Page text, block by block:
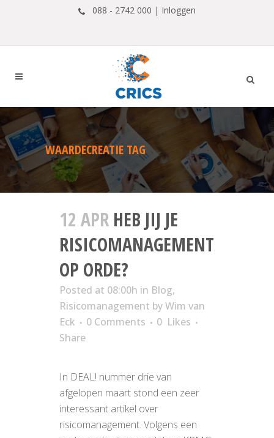
088 - 2742 000 | Inloggen
WAARDECREATIE TAG
12 APR HEB JIJ JE
RISICOMANAGEMENT
OP ORDE?
Posted at 08:00h in Blog,
Risicomanagement byWim van
Eck
0 Comments 0 Likes
Share
In DEAL! nummer drie van
afgelopen maart stond een zeer
interessant artikel over
risicomanagement. Volgens een